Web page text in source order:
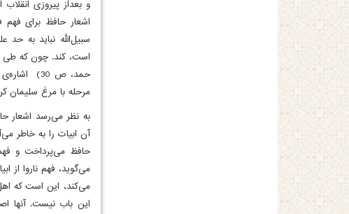
اشعار حافظ برای
سبیل‌الله نباید به
است، کند. چون که طی
حمد، ص
مرحله با مرغ سلیمان
به نظر می‌رسد اشعار
آن ابیات را به خاطر
حافظ می‌پرداخت و
می‌گوید، فهم ناروا از
می‌کند، این است که
این باب نیست. آنها